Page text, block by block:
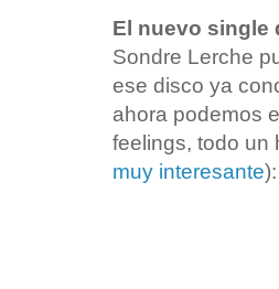
El nuevo single
Sondre Lerche
ese disco ya
ahora podemos
feelings, todo un
muy interesante):